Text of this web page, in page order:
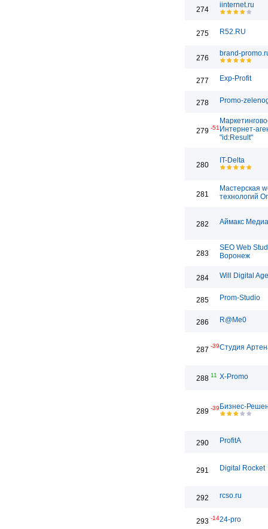
274
iinternet.ru
275 R52.RU
276
brand-
277 Exp-Profit
278 Promo-
279 -51 Интернет-
"id:Result"
280
IT-Delta
281
Мастерская
технологий
282 Аймакс
283
SEO Web
Воронеж
284 Will Digital
285 Prom-Studio
286 R@Me0
287 -39Студия
288 11 X-Promo
289 -39 Бизнес-
290 ProfitA
291 Digital Rocket
292 rcso.ru
293 -1424-pro